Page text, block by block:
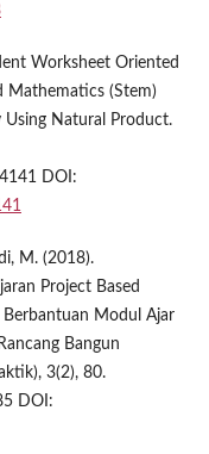
Worksheet Oriented
Mathematics (Stem)
Natural Product.
DOI:
M. (2018).
Project Based
Berbantuan Modul Ajar
Bangun
3(2), 80.
DOI: